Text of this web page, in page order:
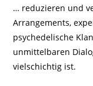
… reduzieren und
Arrangements,
psychedelische
unmittelbaren
vielschichtig ist.